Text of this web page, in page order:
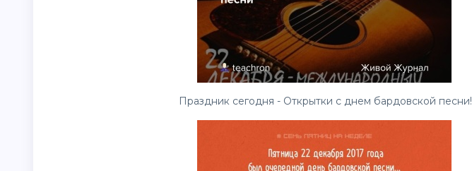
Праздник сегодня - Открытки с днем бардовской песни!